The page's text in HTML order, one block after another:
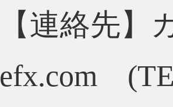
【連絡先
efx.com